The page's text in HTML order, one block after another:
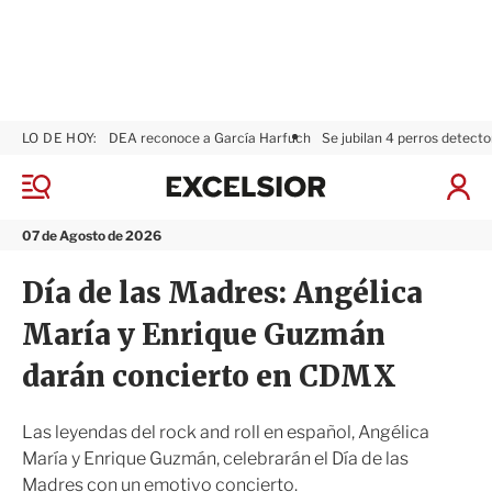
M
n
07 de Agosto de 2026
LO DE HOY: DEA reconoce a García Harfuch Se jubilan 4 perros
I
x
i
r
Día de las Madres: Angélica
María y Enrique Guzmán
darán concierto en CDMX
Las leyendas del rock and roll en español, Angélica
María y Enrique Guzmán, celebrarán el Día de las
Madres con un emotivo concierto.